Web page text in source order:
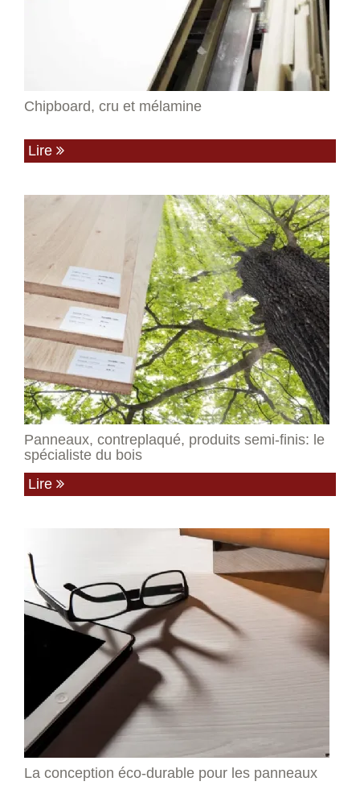
Chipboard, cru et mélamine
Lire
Panneaux, contreplaqué, produits semi-finis: le
spécialiste du bois
Lire
La conception éco-durable pour les panneaux